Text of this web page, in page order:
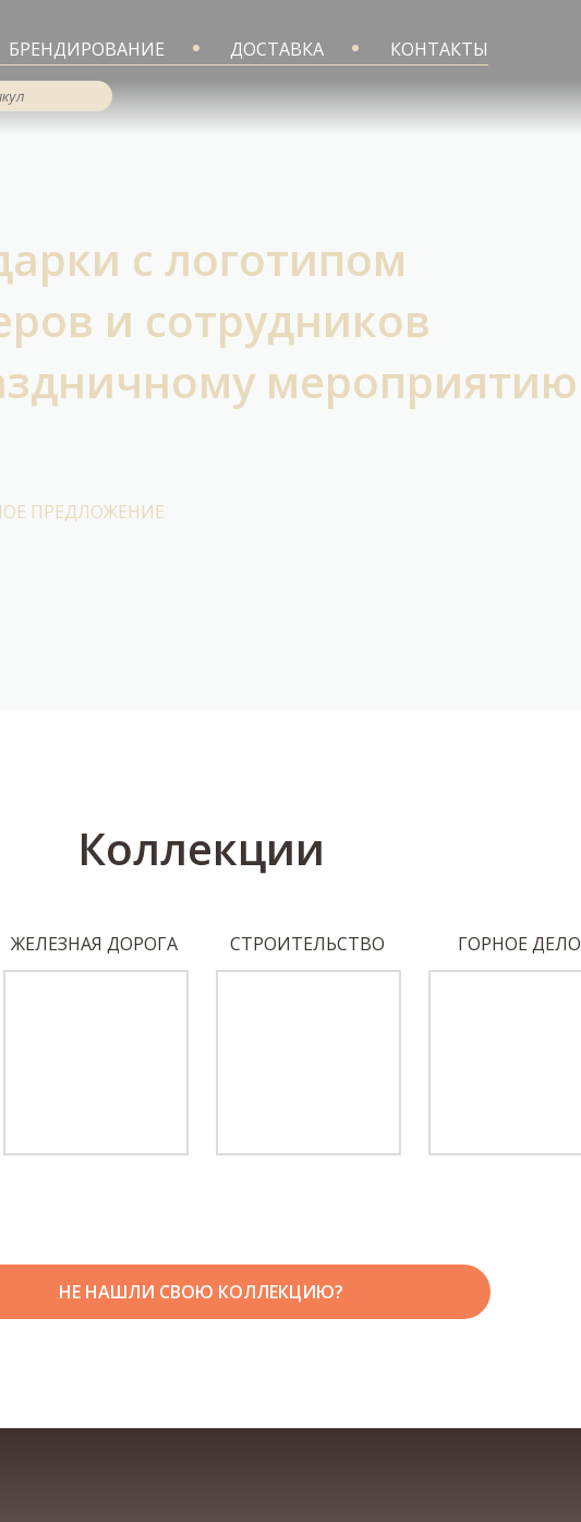
БРЕНДИРОВАНИЕ ДОСТАВКА КОНТАКТЫ
с логотипом
и сотрудников
мероприятию
ПРЕДЛОЖЕНИЕ
Коллекции
ЖЕЛЕЗНАЯ ДОРОГА СТРОИТЕЛЬСТВО ГОРНОЕ ДЕЛО
НЕ НАШЛИ СВОЮ КОЛЛЕКЦИЮ?